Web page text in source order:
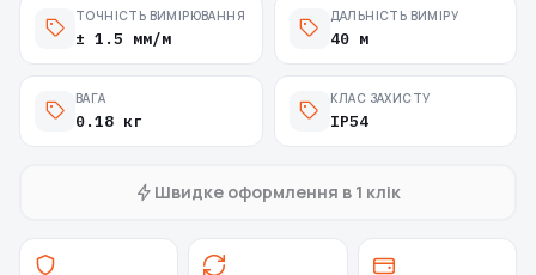
ТОЧНІСТЬ ВИМІРЮВАННЯ
± 1.5 мм/м
ДАЛЬНІСТЬ ВИМІРУ
40 м
ВАГА
0.18 кг
КЛАС ЗАХИСТУ
IP54
Швидке оформлення в 1 клік